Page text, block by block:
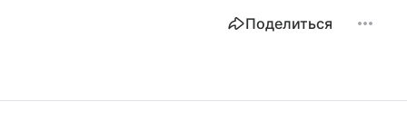
Поделиться